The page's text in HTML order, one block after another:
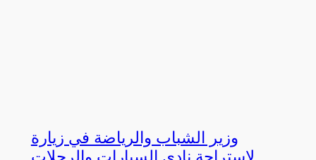
وزير الشباب والرياضة في زيارة